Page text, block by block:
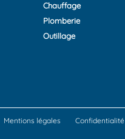
Chauffage
Plomberie
Outillage
Mentions légales Confidentialité